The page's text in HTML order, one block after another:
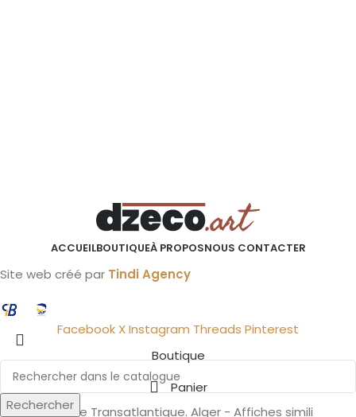
ACCUEILBOUTIQUEÀ PROPOSNOUS CONTACTER
Site web créé par Tindi Agency
Rechercher
Facebook XInstagram Threads Pinterest
Boutique
Panier